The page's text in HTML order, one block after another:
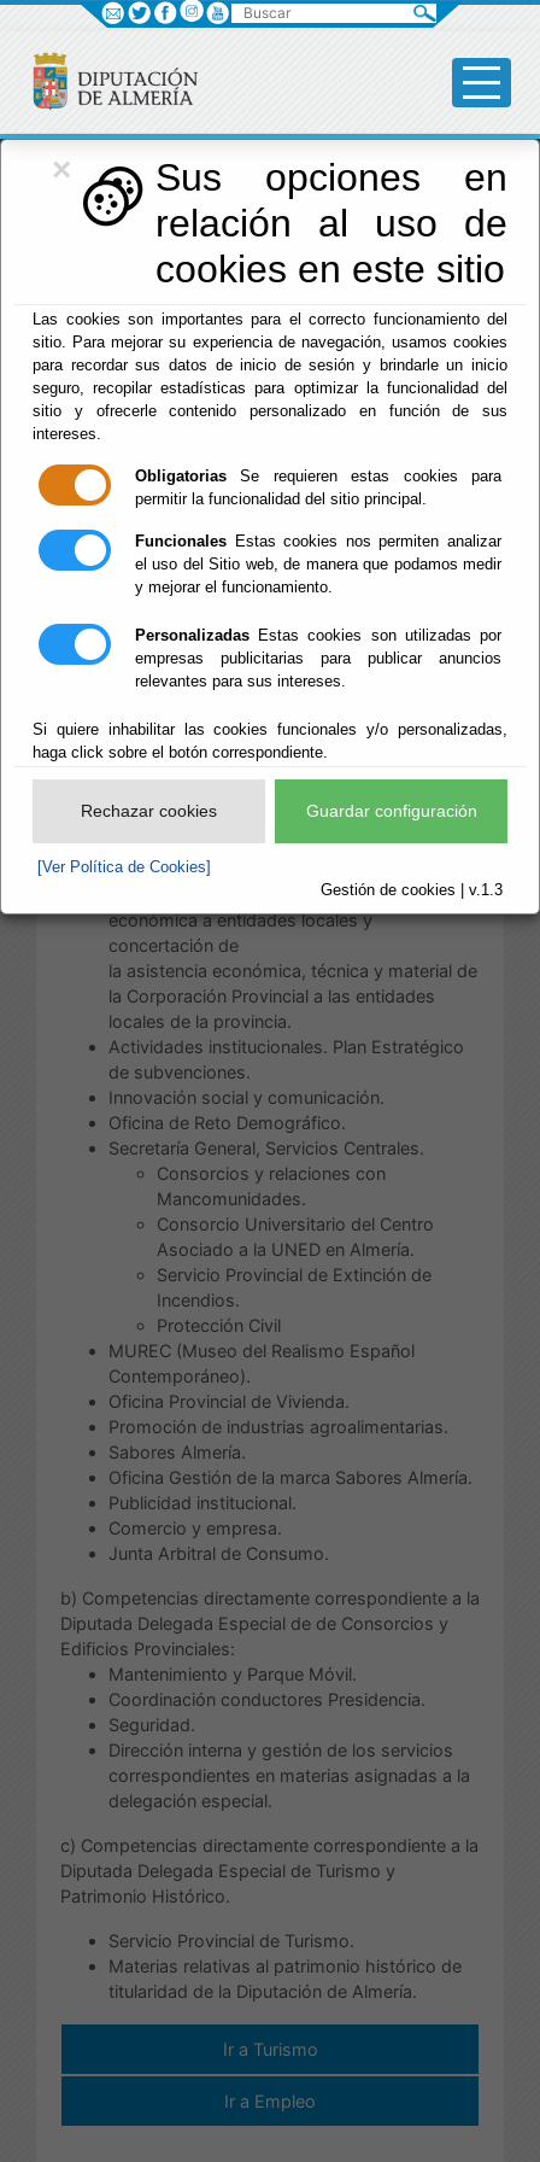
×
Sus opciones en
relación al uso de
cookies en este sitio
Las cookies son importantes para el correcto funcionamiento del
sitio. Para mejorar su experiencia de navegación, usamos cookies
para recordar sus datos de inicio de sesión y brindarle un inicio
seguro, recopilar estadísticas para optimizar la funcionalidad del
sitio y ofrecerle contenido personalizado en función de sus
intereses.
Obligatorias Se requieren estas cookies para
permitir la funcionalidad del sitio principal.
Funcionales Estas cookies nos permiten analizar
el uso del Sitio web, de manera que podamos medir
y mejorar el funcionamiento.
Personalizadas Estas cookies son utilizadas por
empresas publicitarias para publicar anuncios
relevantes para sus intereses.
Si quiere inhabilitar las cookies funcionales y/o personalizadas,
haga click sobre el botón correspondiente.
Rechazar cookies Guardar configuración
[Ver Política de Cookies]
Gestión de cookies | v.1.3
Diputación
Menú Diputación
Presidencia y
Promoción
Provincial
Área de
Provincial
conforme a su estructura, son:
Relaciones institucionales.
Oficina de Colaboración Local: Asistencia
económica a entidades locales y
concertación de
la asistencia económica, técnica y material de
la Corporación Provincial a las entidades
locales de la provincia.
Actividades institucionales. Plan Estratégico
de subvenciones.
Innovación social y comunicación.
Oficina de Reto Demográfico.
Secretaría General, Servicios Centrales.
Consorcios y relaciones con
Mancomunidades.
Consorcio Universitario del Centro
Asociado a la UNED en Almería.
Servicio Provincial de Extinción de
Incendios.
Protección Civil
MUREC (Museo del Realismo Español
Contemporáneo).
Oficina Provincial de Vivienda.
Promoción de industrias agroalimentarias.
Sabores Almería.
Oficina Gestión de la marca Sabores Almería.
Publicidad institucional.
Comercio y empresa.
Junta Arbitral de Consumo.
b) Competencias directamente correspondiente a la
Diputada Delegada Especial de de Consorcios y
Edificios Provinciales:
Mantenimiento y Parque Móvil.
Coordinación conductores Presidencia.
Seguridad.
Dirección interna y gestión de los servicios
correspondientes en materias asignadas a la
delegación especial.
c) Competencias directamente correspondiente a la
Diputada Delegada Especial de Turismo y
Patrimonio Histórico.
Servicio Provincial de Turismo.
Materias relativas al patrimonio histórico de
titularidad de la Diputación de Almería.
Ir a Turismo
Ir a Empleo
Buscar